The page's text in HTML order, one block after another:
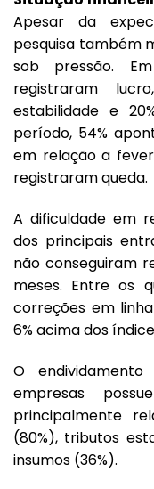
Apesar da
pesquisa também
sob pressão.
registraram
estabilidade e
período, 54%
em relação a
registraram queda.
A dificuldade em
dos principais
não conseguiram
meses. Entre os
correções em
6% acima dos
O
empresas
principalmente
(80%), tributos
insumos (36%).